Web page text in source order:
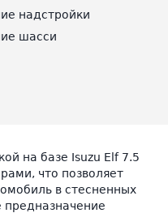
надстройки
шасси
на базе Isuzu Elf 7.5
что позволяет
в стесненных
предназначение